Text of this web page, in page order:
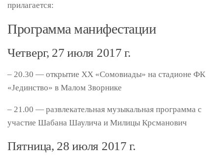
прилагается:
Программа манифестации
Четверг, 27 июля 2017 г.
– 20.30 — открытие XX «Сомовиады» на стадионе ФК
«Јединство» в Малом Зворнике
– 21.00 — развлекательная музыкальная программа с
участие Шабана Шаулича и Милицы Крсманович
Пятница, 28 июля 2017 г.